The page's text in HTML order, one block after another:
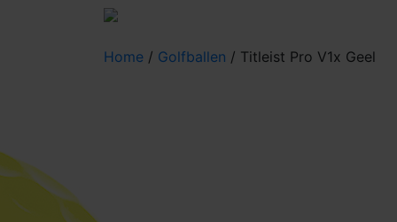
Home / Golfballen / Titleist Pro V1x Geel